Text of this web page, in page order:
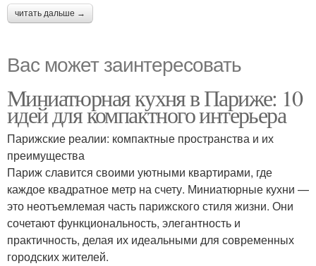
читать дальше →
Вас может заинтересовать
Миниатюрная кухня в Париже: 10
идей для компактного интерьера
Парижские реалии: компактные пространства и их
преимущества
Париж славится своими уютными квартирами, где
каждое квадратное метр на счету. Миниатюрные кухни —
это неотъемлемая часть парижского стиля жизни. Они
сочетают функциональность, элегантность и
практичность, делая их идеальными для современных
городских жителей.